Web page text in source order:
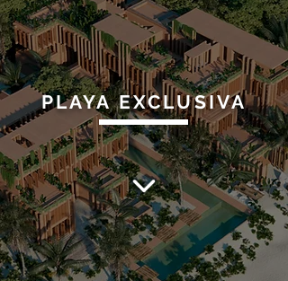
PLAYA EXCLUSIVA